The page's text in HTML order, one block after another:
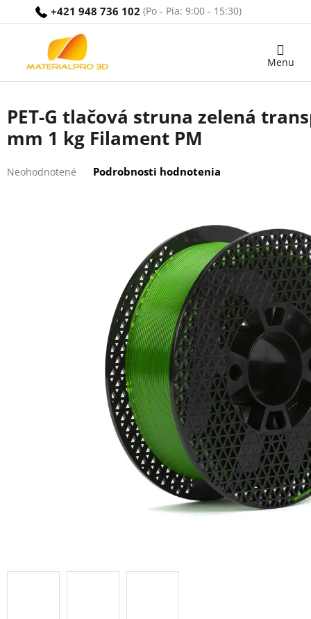
+421 948 736 102
Nákupný
PET-G tlačová struna zelená
mm 1 kg Filament PM
hodnotenie
Neohodnotené Podrobnosti hodnotenia